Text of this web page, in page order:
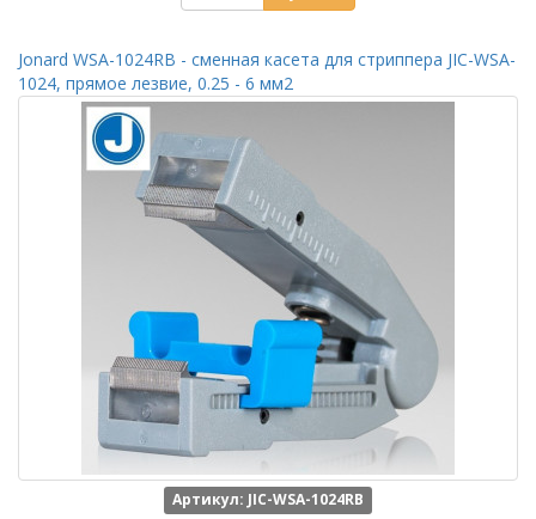
Jonard WSA-1024RB - сменная касета для стриппера JIC-WSA-
1024, прямое лезвие, 0.25 - 6 мм2
Артикул: JIC-WSA-1024RB